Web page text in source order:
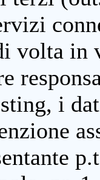
volta in
i